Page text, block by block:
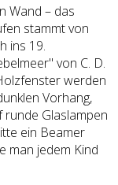
Wand – das
stammt von
ins 19.
von C. D.
werden
Vorhang,
runde Glaslampen
ein Beamer
man jedem Kind